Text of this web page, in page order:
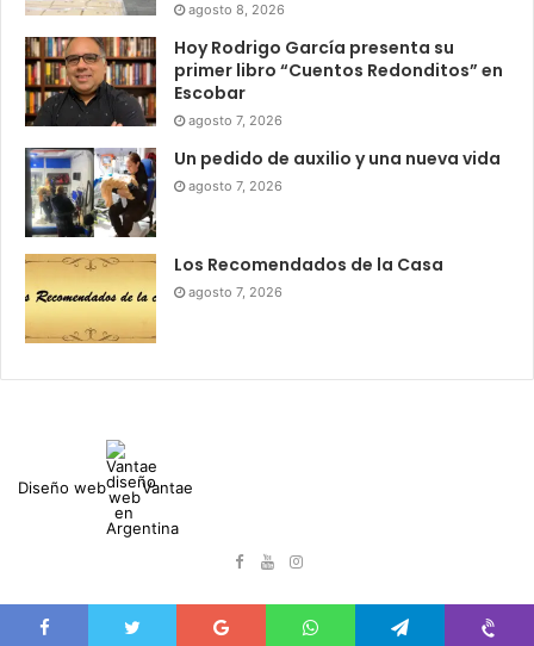
agosto 8, 2026
Hoy Rodrigo García presenta su
primer libro “Cuentos Redonditos” en
Escobar
agosto 7, 2026
Un pedido de auxilio y una nueva vida
agosto 7, 2026
Los Recomendados de la Casa
agosto 7, 2026
Diseño web Vantae